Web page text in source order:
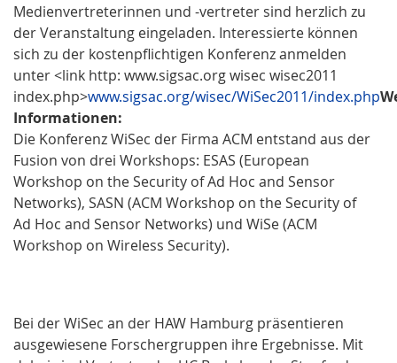
Medienvertreterinnen und -vertreter sind herzlich zu
der Veranstaltung eingeladen. Interessierte können
sich zu der kostenpflichtigen Konferenz anmelden
unter <link http: www.sigsac.org wisec wisec2011
index.php>www.sigsac.org/wisec/WiSec2011/index.php
Informationen:
Die Konferenz WiSec der Firma ACM entstand aus der
Fusion von drei Workshops: ESAS (European
Workshop on the Security of Ad Hoc and Sensor
Networks), SASN (ACM Workshop on the Security of
Ad Hoc and Sensor Networks) und WiSe (ACM
Workshop on Wireless Security).
Bei der WiSec an der HAW Hamburg präsentieren
ausgewiesene Forschergruppen ihre Ergebnisse. Mit